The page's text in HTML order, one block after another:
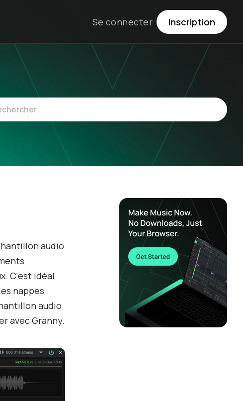
Se connecter Inscription
audio
C'est idéal
nappes
audio
avec Granny.